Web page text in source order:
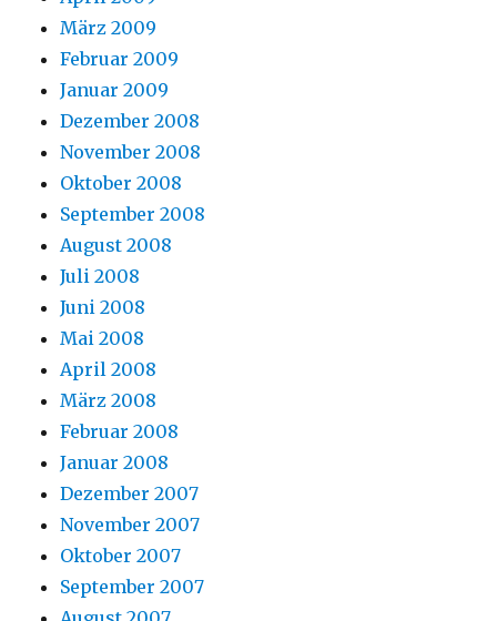
März 2009
Februar 2009
Januar 2009
Dezember 2008
November 2008
Oktober 2008
September 2008
August 2008
Juli 2008
Juni 2008
Mai 2008
April 2008
März 2008
Februar 2008
Januar 2008
Dezember 2007
November 2007
Oktober 2007
September 2007